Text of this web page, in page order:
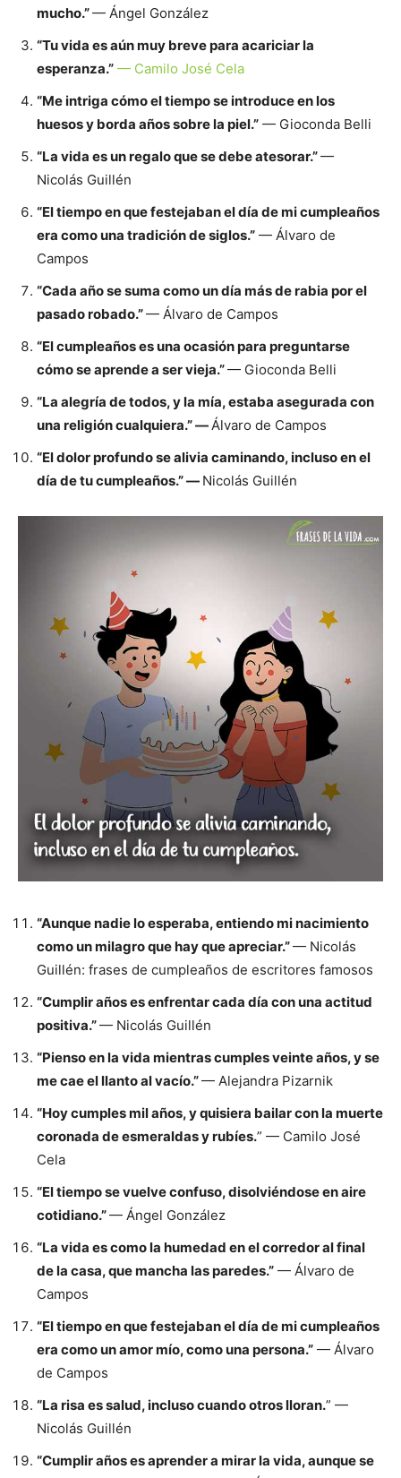
mucho.”— Ángel González
“Tu vida es aún muy breve para acariciar la
esperanza.” — Camilo José Cela
“Me intriga cómo el tiempo se introduce en los
huesos y borda años sobre la piel.” — Gioconda Belli
“La vida es un regalo que se debe atesorar.”—
Nicolás Guillén
“El tiempo en que festejaban el día de mi cumpleaños
era como una tradición de siglos.” — Álvaro de
Campos
“Cada año se suma como un día más de rabia por el
pasado robado.”— Álvaro de Campos
“El cumpleaños es una ocasión para preguntarse
cómo se aprende a ser vieja.”— Gioconda Belli
“La alegría de todos, y la mía, estaba asegurada con
una religión cualquiera.” —Álvaro de Campos
“El dolor profundo se alivia caminando, incluso en el
día de tu cumpleaños.” — Nicolás Guillén
“Aunque nadie lo esperaba, entiendo mi nacimiento
como un milagro que hay que apreciar.”— Nicolás
Guillén: frases de cumpleaños de escritores famosos
“Cumplir años es enfrentar cada día con una actitud
positiva.”— Nicolás Guillén
“Pienso en la vida mientras cumples veinte años, y se
me cae el llanto al vacío.”— Alejandra Pizarnik
“Hoy cumples mil años, y quisiera bailar con la muerte
coronada de esmeraldas y rubíes.” — Camilo José
Cela
“El tiempo se vuelve confuso, disolviéndose en aire
cotidiano.”— Ángel González
“La vida es como la humedad en el corredor al final
de la casa, que mancha las paredes.” — Álvaro de
Campos
“El tiempo en que festejaban el día de mi cumpleaños
era como un amor mío, como una persona.” — Álvaro
de Campos
“La risa es salud, incluso cuando otros lloran.” —
Nicolás Guillén
“Cumplir años es aprender a mirar la vida, aunque se